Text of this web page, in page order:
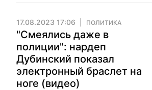
17.08.2023 17:06 ПОЛИТИКА
"Смеялись даже в
полиции": нардеп
Дубинский показал
электронный браслет на
ноге (видео)